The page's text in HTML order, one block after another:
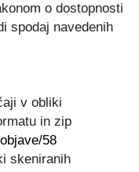
o dostopnosti
spodaj navedenih
v obliki
in zip
58
skeniranih